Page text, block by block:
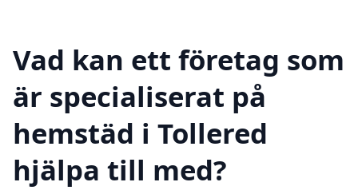
Vad kan ett företag som
är specialiserat på
hemstäd i Tollered
hjälpa till med?